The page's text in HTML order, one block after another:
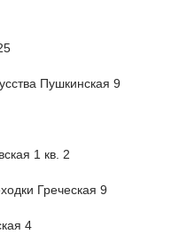
Пушкинская 9
1 кв. 2
Греческая 9
4